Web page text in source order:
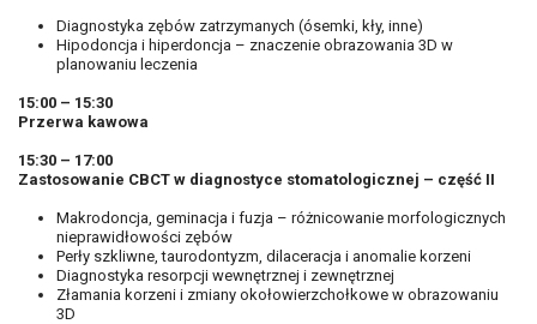
Diagnostyka zębów zatrzymanych (ósemki, kły, inne)
Hipodoncja i hiperdoncja – znaczenie obrazowania 3D w
planowaniu leczenia
15:00 – 15:30
Przerwa kawowa
15:30 – 17:00
Zastosowanie CBCT w diagnostyce stomatologicznej – część II
Makrodoncja, geminacja i fuzja – różnicowanie morfologicznych
nieprawidłowości zębów
Perły szkliwne, taurodontyzm, dilaceracja i anomalie korzeni
Diagnostyka resorpcji wewnętrznej i zewnętrznej
Złamania korzeni i zmiany okołowierzchołkowe w obrazowaniu
3D